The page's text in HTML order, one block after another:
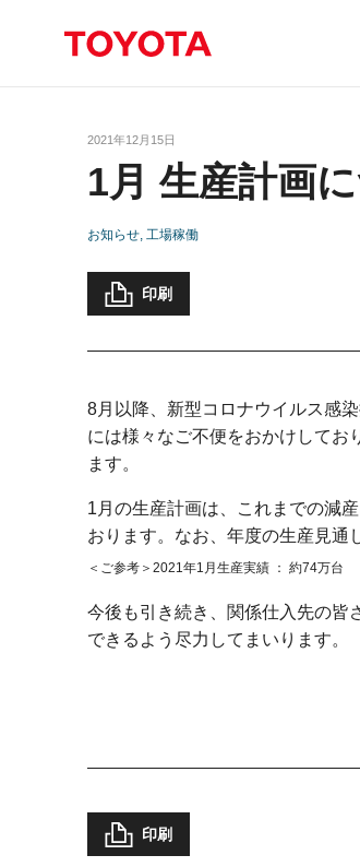
2021年12月15日
1月 生産計画
お知らせ 工場稼働
印刷
8月以降、新型コロナウイルス感
には様々なご不便をおかけしてお
ます。
1月の生産計画は、これまでの減
おります。なお、年度の生産見通
ご参考 2021年1月生産実績 ： 約74万台
今後も引き続き、関係仕入先の皆
できるよう尽力してまいります。
印刷